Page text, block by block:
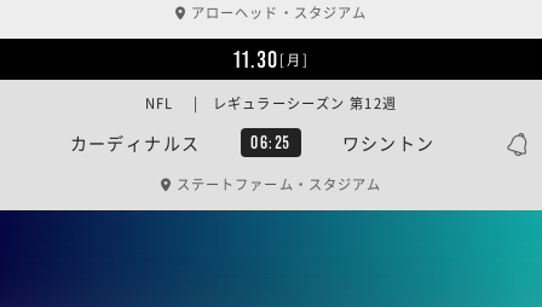
アローヘッド・スタジアム
11.30[月]
カーディナルス 06:25 ワシントン
NFL | レギュラーシーズン 第12週
ステートファーム・スタジアム